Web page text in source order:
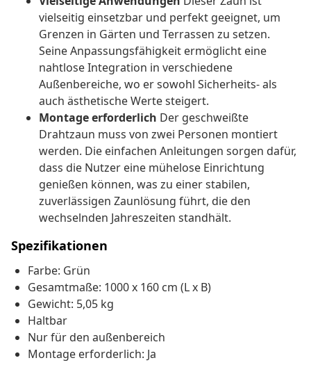
vielseitig einsetzbar und perfekt geeignet, um
Grenzen in Gärten und Terrassen zu setzen.
Seine Anpassungsfähigkeit ermöglicht eine
nahtlose Integration in verschiedene
Außenbereiche, wo er sowohl Sicherheits- als
auch ästhetische Werte steigert.
Montage erforderlich Der geschweißte
Drahtzaun muss von zwei Personen montiert
werden. Die einfachen Anleitungen sorgen dafür,
dass die Nutzer eine mühelose Einrichtung
genießen können, was zu einer stabilen,
zuverlässigen Zaunlösung führt, die den
wechselnden Jahreszeiten standhält.
Spezifikationen
Farbe: Grün
Gesamtmaße: 1000 x 160 cm (L x B)
Gewicht: 5,05 kg
Haltbar
Nur für den außenbereich
Montage erforderlich: Ja